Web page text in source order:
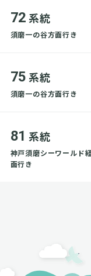
72 系統
須磨一の谷方面行き
75 系統
須磨一の谷方面行き
81 系統
神戸須磨シーワールド
面行き